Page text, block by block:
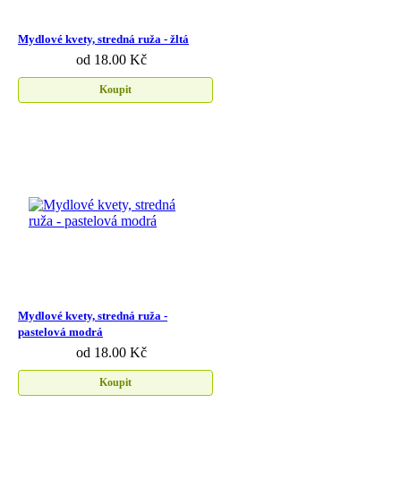
Mydlové kvety, stredná ruža - žltá
od 18.00 Kč
Koupit
Mydlové kvety, stredná ruža -
pastelová modrá
od 18.00 Kč
Koupit